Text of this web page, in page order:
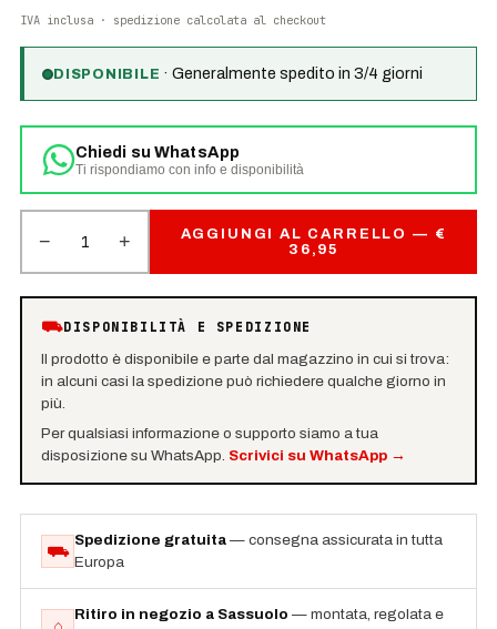
IVA inclusa · spedizione calcolata al checkout
DISPONIBILE ·Generalmente spedito in 3/4 giorni
Chiedi su WhatsApp
Ti rispondiamo con info e disponibilità
− 1 +
AGGIUNGI AL CARRELLO — €
36,95
⛟DISPONIBILITÀ E SPEDIZIONE
Il prodotto è disponibile e parte dal magazzino in cui si trova:
in alcuni casi la spedizione può richiedere qualche giorno in
più.
Per qualsiasi informazione o supporto siamo a tua
disposizione su WhatsApp. Scrivici su WhatsApp→
⛟
Spedizione gratuita — consegna assicurata in tutta
Europa
⌂
Ritiro in negozio a Sassuolo — montata, regolata e